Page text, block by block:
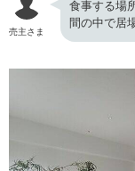
売主さま
食事する場
間の中で居